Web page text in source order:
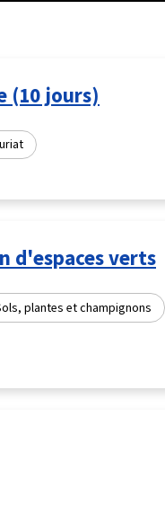
(10 jours)
d'espaces verts
plantes et champignons